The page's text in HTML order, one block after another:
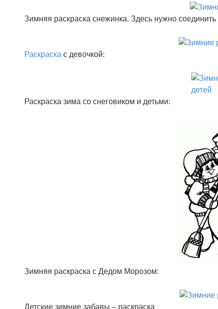
Зимняя раскраска снежинка. Здесь нужно соединить
Раскраска с девочкой:
Раскраска зима со снеговиком и детьми:
Зимняя раскраска с Дедом Морозом:
Детские зимние забавы – раскраска